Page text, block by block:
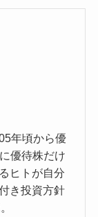
年頃から優
優待株だけ
ヒトが自分
き投資方針